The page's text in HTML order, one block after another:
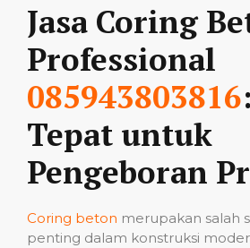
Jasa Coring
Professional
085943803816
Tepat untuk
Pengeboran
Coring beton merupakan salah
penting dalam konstruksi